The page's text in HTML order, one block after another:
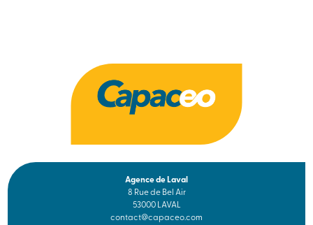
Agence de Laval
8 Rue de Bel Air
53000 LAVAL
contact@capaceo.com